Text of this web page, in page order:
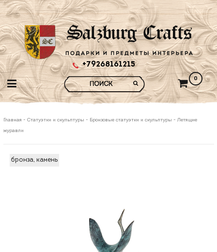
+79268161215
0
Главная - Статуэтки и скульптуры - Бронзовые статуэтки и скульптуры - Летящие
журавли
бронза, камень